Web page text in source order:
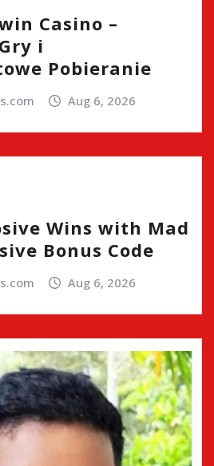
Casino –
i
Pobieranie
Aug 6, 2026
Wins with Mad
Bonus Code
Aug 6, 2026